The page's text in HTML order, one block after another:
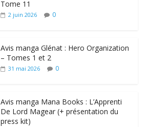
Tome 11
2 juin 2026 0
Avis manga Glénat : Hero Organization
– Tomes 1 et 2
31 mai 2026 0
Avis manga Mana Books : L’Apprenti
De Lord Magear (+ présentation du
press kit)